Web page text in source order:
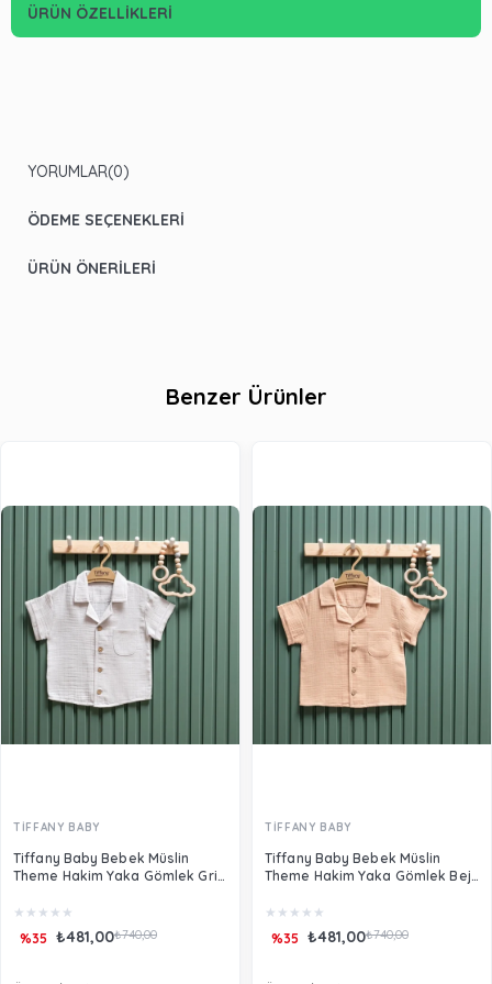
ÜRÜN ÖZELLIKLERI
YORUMLAR(0)
ÖDEME SEÇENEKLERI
ÜRÜN ÖNERILERI
Benzer Ürünler
TİFFANY BABY
Tiffany Baby Bebek Müslin
Theme Hakim Yaka Gömlek Gri
★ ★ ★ ★ ★
₺481,00₺740,00
%35
TİFFANY BABY
Tiffany Baby Bebek Müslin
Theme Hakim Yaka Gömlek Bej
★ ★ ★ ★ ★
₺481,00₺740,00
%35